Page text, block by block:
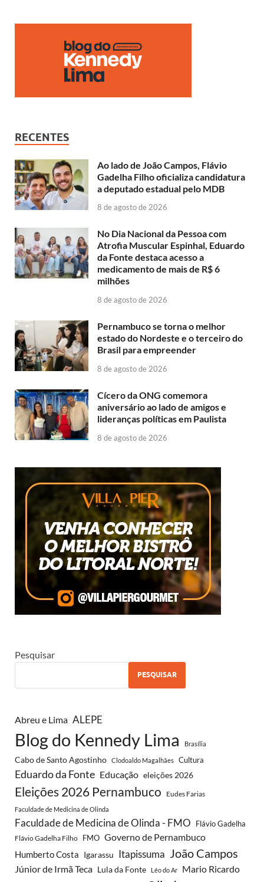
o A
p
p
Li
n
k
dI
n
RECENTES
Ao lado de João Campos, Flávio
Gadelha Filho oficializa candidatura
a deputado estadual pelo MDB
8 de agosto de 2026
No Dia Nacional da Pessoa com
Atrofia Muscular Espinhal, Eduardo
da Fonte destaca acesso a
medicamento de mais de R$ 6
milhões
8 de agosto de 2026
Pernambuco se torna o melhor
estado do Nordeste e o terceiro do
Brasil para empreender
8 de agosto de 2026
Cícero da ONG comemora
aniversário ao lado de amigos e
lideranças políticas em Paulista
8 de agosto de 2026
Pesquisar
PESQUISAR
Abreu e Lima ALEPE
Blog do Kennedy Lima Brasília
Cabo de Santo Agostinho Clodoaldo Magalhães Cultura
Eduardo da Fonte Educação eleições 2026
Eleições 2026 Pernambuco Eudes Farias
Faculdade de Medicina de Olinda
Faculdade de Medicina de Olinda - FMO Flávio Gadelha
Flávio Gadelha Filho FMO Governo de Pernambuco
Humberto Costa Igarassu Itapissuma João Campos
Júnior de Irmã Teca Lula da Fonte Léo do Ar Mario Ricardo